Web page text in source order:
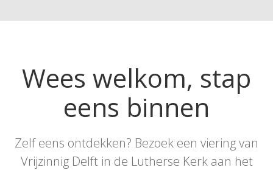
Wees welkom, stap
eens binnen
Zelf eens ontdekken? Bezoek een viering van
Vrijzinnig Delft in de Lutherse Kerk aan het